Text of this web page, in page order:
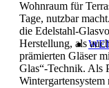
Wohnraum für
Tage, nutzbar
die Edelstahl-
Herstellung, als
prämierten Gläser
Glas“-Technik. Als
Wintergartensystem